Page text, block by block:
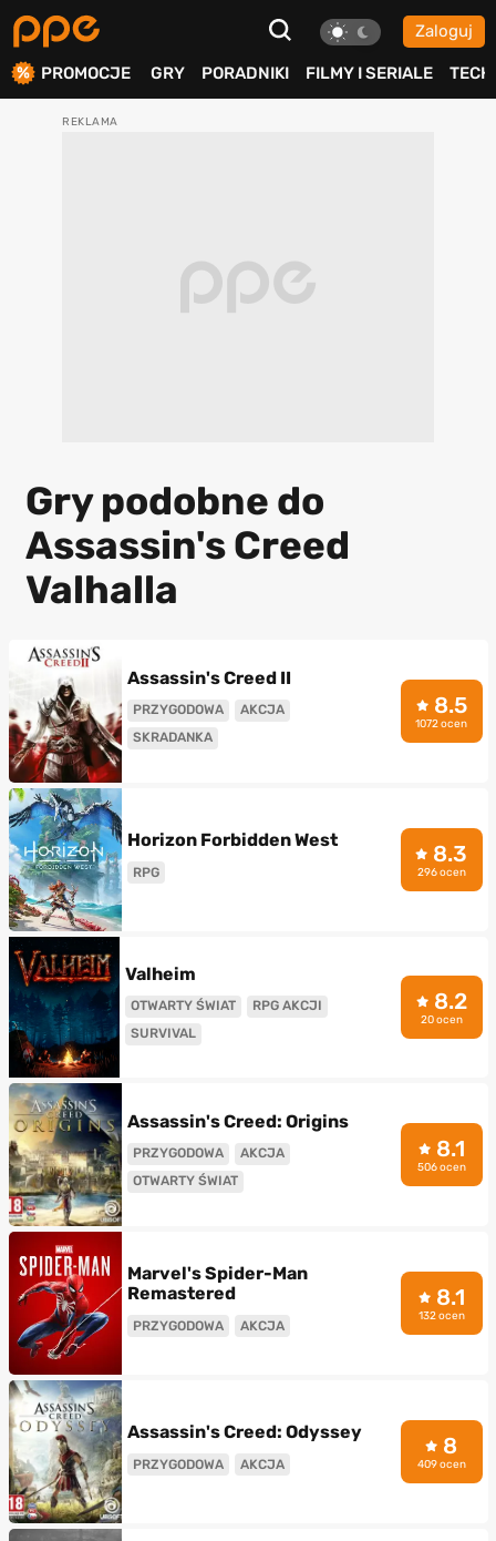
Zaloguj
PROMOCJE GRY PORADNIKI FILMY I SERIALE TECH
Gry podobne do
Assassin's Creed
Valhalla
Assassin's Creed II
PRZYGODOWA
AKCJA
SKRADANKA
8.5
1072 ocen
Horizon Forbidden West
RPG
8.3
296 ocen
Valheim
OTWARTY ŚWIAT
RPG AKCJI
SURVIVAL
8.2
20 ocen
Assassin's Creed: Origins
PRZYGODOWA
AKCJA
OTWARTY ŚWIAT
8.1
506 ocen
Marvel's Spider-Man
Remastered
PRZYGODOWA AKCJA
8.1
132 ocen
Assassin's Creed: Odyssey
PRZYGODOWA AKCJA
8
409 ocen